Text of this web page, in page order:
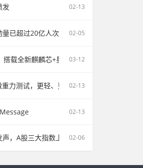
发 02-13
已超过20亿人次 02-05
搭载全新麒麟芯+星河系统
03-12
力测试，更轻、更灵活
02-13
02-13
，A股三大指数上涨02-06